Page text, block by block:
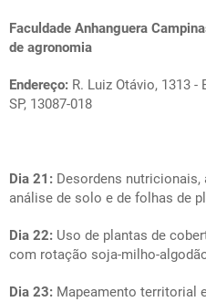
Faculdade Anhanguera
de agronomia
Endereço: R. Luiz Otávio, 1313
SP, 13087-018
Dia 21: Desordens
análise de solo e de folhas de
Dia 22: Uso de plantas de
com rotação soja-milho-
Dia 23: Mapeamento territorial